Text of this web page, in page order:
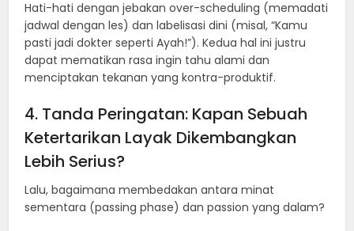
Hati-hati dengan jebakan over-scheduling (memadati
jadwal dengan les) dan labelisasi dini (misal, “Kamu
pasti jadi dokter seperti Ayah!”). Kedua hal ini justru
dapat mematikan rasa ingin tahu alami dan
menciptakan tekanan yang kontra-produktif.
4. Tanda Peringatan: Kapan Sebuah
Ketertarikan Layak Dikembangkan
Lebih Serius?
Lalu, bagaimana membedakan antara minat
sementara (passing phase) dan passion yang dalam?